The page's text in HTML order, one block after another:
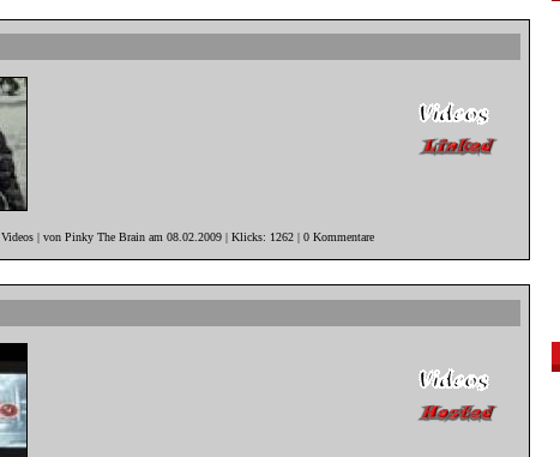
Videos | von Pinky The Brain am 08.02.2009 | Klicks: 1262 | 0 Kommentare